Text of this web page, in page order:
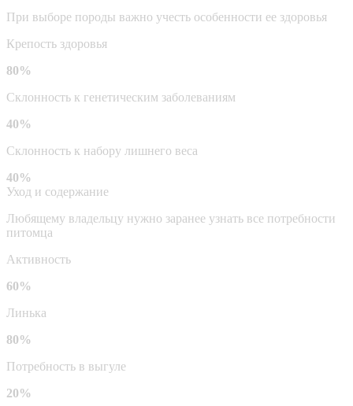
При выборе породы важно учесть особенности ее здоровья
Крепость здоровья
80%
Склонность к генетическим заболеваниям
40%
Склонность к набору лишнего веса
40%
Уход и содержание
Любящему владельцу нужно заранее узнать все потребности
питомца
Активность
60%
Линька
80%
Потребность в выгуле
20%